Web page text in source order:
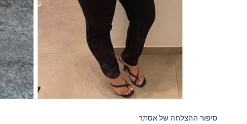
סיפור ההצלחה של אסתר